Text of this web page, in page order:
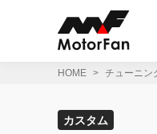
HOME チューニン
カスタム